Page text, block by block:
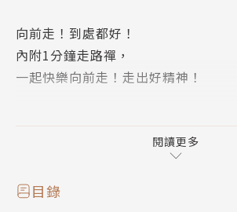
向前走！到處都好！
內附1分鐘走路禪，
一起快樂向前走！走出好精神！
生涯規畫趕不上人生變化？
讓你不再徬惶不安想換工作！
閱讀更多
目錄